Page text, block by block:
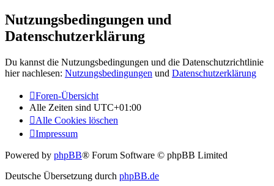
Nutzungsbedingungen und
Datenschutzerklärung
Du kannst die Nutzungsbedingungen und die Datenschutzrichtlinie
hier nachlesen: Nutzungsbedingungen und Datenschutzerklärung
Foren-Übersicht
Alle Zeiten sind UTC+01:00
Alle Cookies löschen
Impressum
Powered by phpBB® Forum Software © phpBB Limited
Deutsche Übersetzung durch phpBB.de